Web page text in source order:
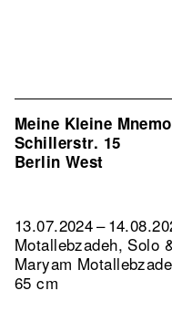
Meine Kleine
Schillerstr. 15
Berlin West
13.07.2024 –
Motallebzadeh, Solo
Maryam
65 cm